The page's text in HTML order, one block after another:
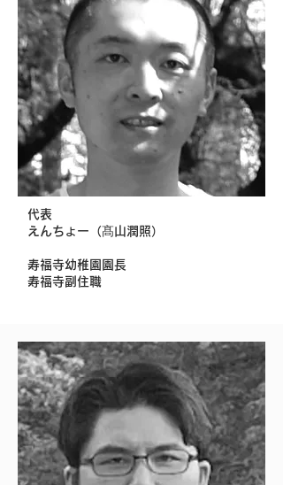
​代表
えんちょー（髙山潤照）
寿福寺幼稚園園長
​寿福寺副住職